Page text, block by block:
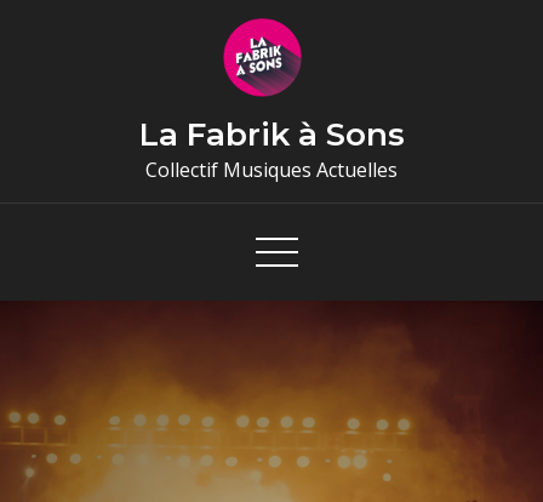
La Fabrik à Sons
Collectif Musiques Actuelles